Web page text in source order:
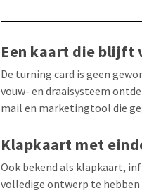
Een kaart die blijft
De turning card is geen
vouw- en draaisysteem
mail en marketingtool die
Klapkaart met
Ook bekend als klapkaart,
volledige ontwerp te hebben